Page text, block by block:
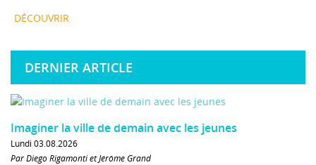
DÉCOUVRIR
DERNIER ARTICLE
Imaginer la ville de demain avec les jeunes
Lundi 03.08.2026
Par Diego Rigamonti et Jérôme Grand